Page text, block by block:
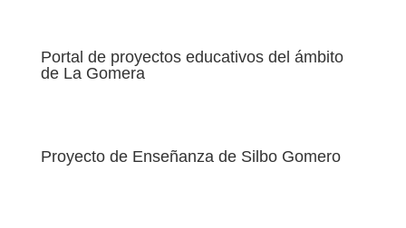
Portal de proyectos educativos del ámbito
de La Gomera
Proyecto de Enseñanza de Silbo Gomero